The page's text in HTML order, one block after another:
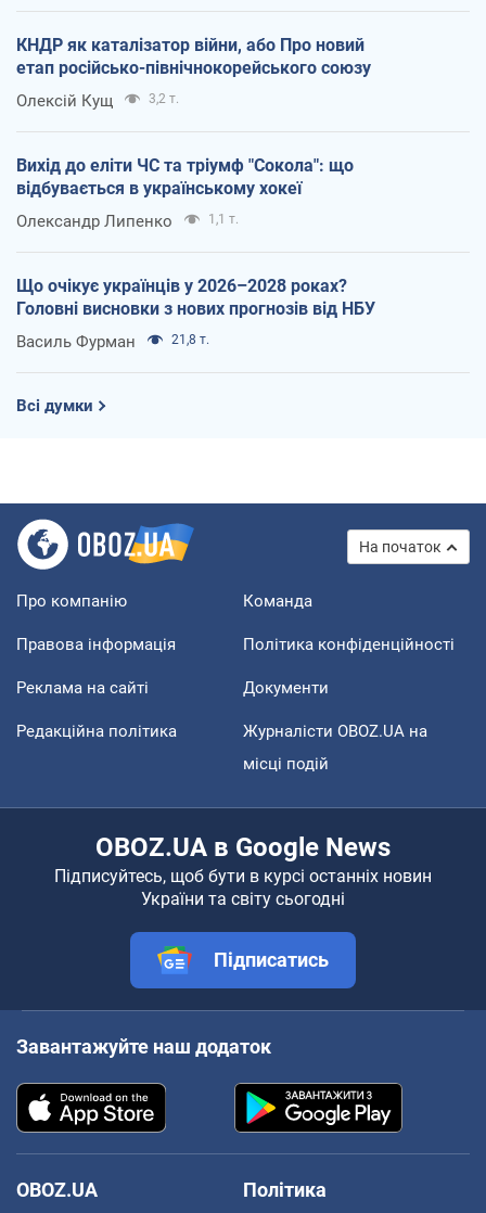
КНДР як каталізатор війни, або Про новий
етап російсько-північнокорейського союзу
Олексій Кущ 3,2 т.
Вихід до еліти ЧС та тріумф "Сокола": що
відбувається в українському хокеї
Олександр Липенко 1,1 т.
Що очікує українців у 2026–2028 роках?
Головні висновки з нових прогнозів від НБУ
Василь Фурман 21,8 т.
Всі думки
На початок
Про компанію Команда
Правова інформація Політика конфіденційності
Реклама на сайті Документи
Редакційна політика
Журналісти OBOZ.UA на
місці подій
OBOZ.UA в Google News
Підписуйтесь, щоб бути в курсі останніх новин
України та світу сьогодні
Підписатись
Завантажуйте наш додаток
OBOZ.UA
Політика